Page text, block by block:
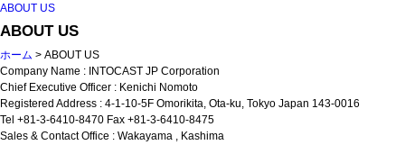
ABOUT US
ABOUT US
ホーム > ABOUT US
Company Name : INTOCAST JP Corporation
Chief Executive Officer : Kenichi Nomoto
Registered Address : 4-1-10-5F Omorikita, Ota-ku, Tokyo Japan 143-0016
Tel +81-3-6410-8470 Fax +81-3-6410-8475
Sales & Contact Office : Wakayama , Kashima